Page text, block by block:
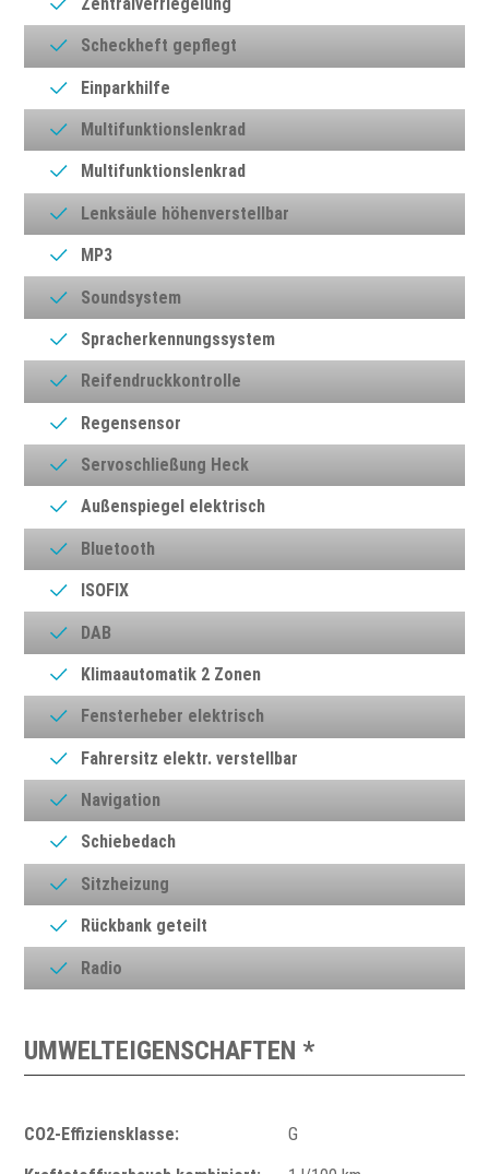
Scheckheft gepflegt
Einparkhilfe
Multifunktionslenkrad
Multifunktionslenkrad
Lenksäule höhenverstellbar
MP3
Soundsystem
Spracherkennungssystem
Reifendruckkontrolle
Regensensor
Servoschließung Heck
Außenspiegel elektrisch
Bluetooth
ISOFIX
DAB
Klimaautomatik 2 Zonen
Fensterheber elektrisch
Fahrersitz elektr. verstellbar
Navigation
Schiebedach
Sitzheizung
Rückbank geteilt
Radio
UMWELTEIGENSCHAFTEN *
CO2-Effiziensklasse: G